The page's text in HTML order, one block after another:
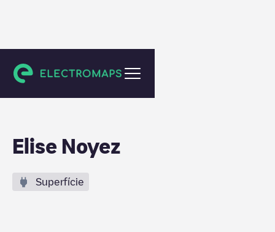
Kortrijk
Elise Noyez
Superfície